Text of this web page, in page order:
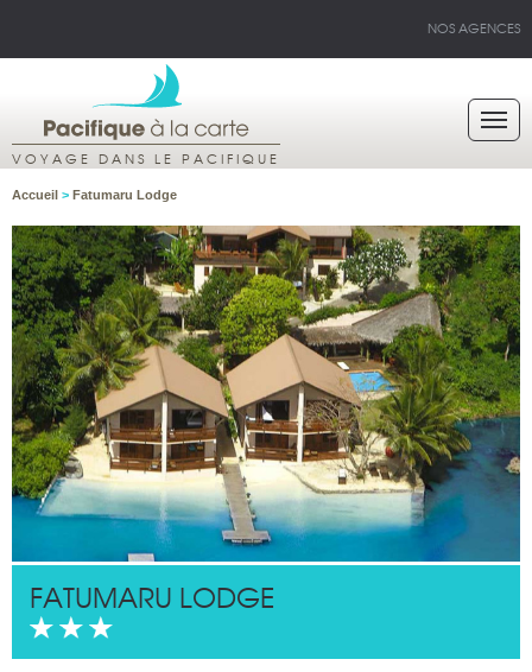
NOS AGENCES
VOYAGE DANS LE PACIFIQUE
Accueil > Fatumaru Lodge
FATUMARU LODGE